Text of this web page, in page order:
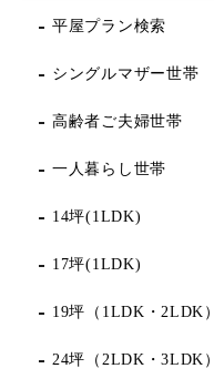
平屋プラン検索
シングルマザー世帯
高齢者ご夫婦世帯
一人暮らし世帯
14坪(1LDK)
17坪(1LDK)
19坪（1LDK・2LDK）
24坪（2LDK・3LDK）